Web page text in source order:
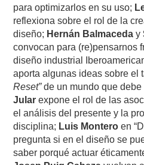
para optimizarlos en su uso;
reflexiona sobre el rol de la
diseño; Hernán Balmaceday
convocan para (re)pensarnos
diseño industrial
aporta algunas ideas sobre el
Reset”de un mundo que
Jular expone el rol de las
el análisis del presente y la
disciplina; Luis Montero en
pregunta si en el diseño se
saber porqué actuar